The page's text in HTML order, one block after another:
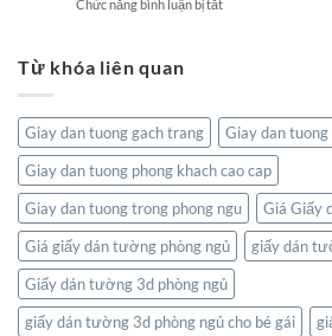
Hóa:
Thiên
Nhiên
Chức năng bình luận bị tắt
Kết
nối
giới
ngay
trong
không
gian
sống
của
bạn
Từ khóa liên quan
Giay dan tuong gach trang
Giay dan
Giay dan tuong phong khach cao cap
Giay dan tuong trong phong ngu
Giá Giấy
Giá giấy dán tường phòng ngủ
giấy dán
Giấy dán tường 3d phòng ngủ
giấy dán tường 3d phòng ngủ cho bé gái